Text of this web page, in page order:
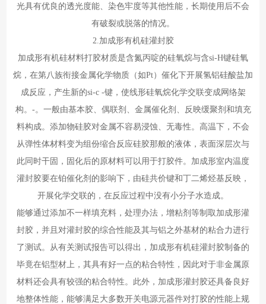
光具有优良的透光度能、染色牢度等其他性能，长期使用后不会
有破裂或脱落的情况。
2.加成形有机硅灌封胶
加成形有机硅材料打胶材质是含氮丙啶的硅氧烷与含si-H键硅氧
烷，在第八族衔接金属化学物质（如Pt）催化下开展氢铝硅酸盐加
成反应，产生新的si-c -键，使线形硅氧烷化学交联变成网络架
构。-。一般由基本胶、偶联剂、金属催化剂、反映缓聚剂和填充
料构成。添加物硅胶对金属不容易浸蚀、无毒性。高温下，不会
从弹性体材料变为组份缩合反应硅胶那般的液体，表面深层次与
此同时干固，固化后的原材料可以用于打胶件。加成形室内温度
灌封胶要在铂催化剂的影响下，由硅共价键和丁二烯烃基反映，
开展化学交联的，在反应过程中没有小分子水造成。
能够通过添加不一样填充料，处理办法，增粘剂等制取加成形灌
封胶，并且对灌封胶的综合性能及其与铝之外基材的粘合力进行
了测试。从有关测试报告可以得出，加成形有机硅灌封胶制备的
毕竟在铝型材上，其具有好一点的粘合特性，因此对于非金属原
材料还会具有较强的粘合特性。此外，加成形灌封胶还具备良好
地整体性能，能够满足大多数开关电源元器件对打胶的性能上规